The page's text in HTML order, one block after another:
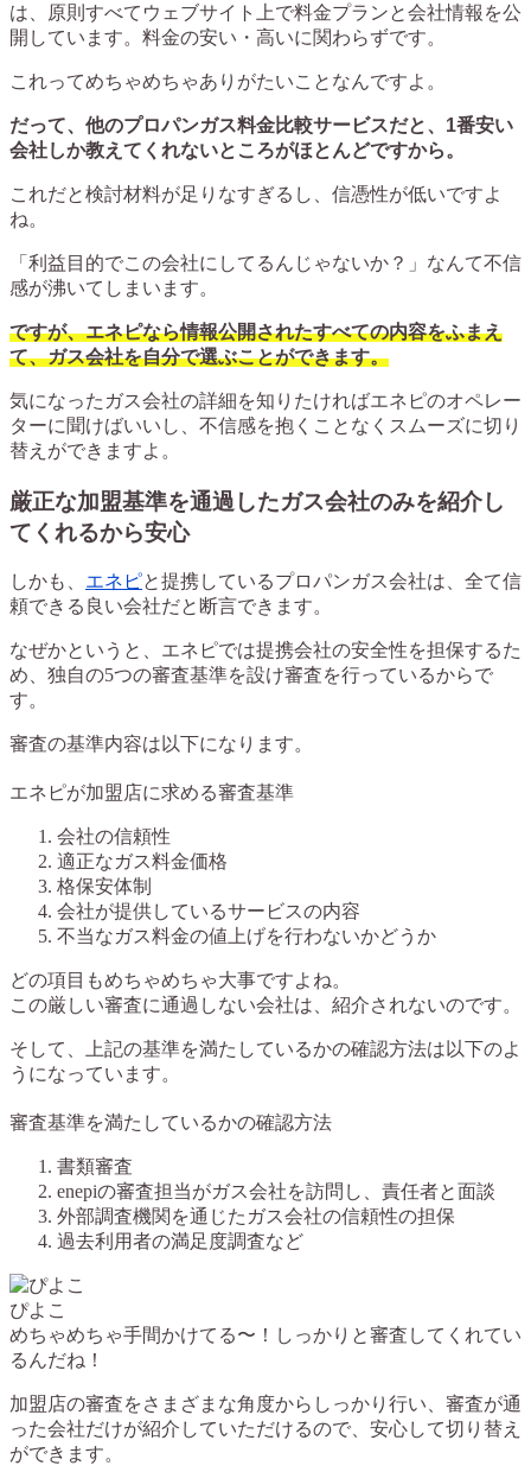
は、原則すべてウェブサイト上で料金プランと会社情報を公
開しています。料金の安い・高いに関わらずです。
これってめちゃめちゃありがたいことなんですよ。
だって、他のプロパンガス料金比較サービスだと、1番安い
会社しか教えてくれないところがほとんどですから。
これだと検討材料が足りなすぎるし、信憑性が低いですよ
ね。
「利益目的でこの会社にしてるんじゃないか？」なんて不信
感が沸いてしまいます。
ですが、エネピなら情報公開されたすべての内容をふまえ
て、ガス会社を自分で選ぶことができます。
気になったガス会社の詳細を知りたければエネピのオペレー
ターに聞けばいいし、不信感を抱くことなくスムーズに切り
替えができますよ。
厳正な加盟基準を通過したガス会社のみを紹介し
てくれるから安心
しかも、 エネピと提携しているプロパンガス会社は、全て信
頼できる良い会社だと断言できます。
なぜかというと、エネピでは提携会社の安全性を担保するた
め、独自の5つの審査基準を設け審査を行っているからで
す。
審査の基準内容は以下になります。
エネピが加盟店に求める審査基準
会社の信頼性
適正なガス料金価格
格保安体制
会社が提供しているサービスの内容
不当なガス料金の値上げを行わないかどうか
どの項目もめちゃめちゃ大事ですよね。
この厳しい審査に通過しない会社は、紹介されないのです。
そして、上記の基準を満たしているかの確認方法は以下のよ
うになっています。
審査基準を満たしているかの確認方法
書類審査
enepiの審査担当がガス会社を訪問し、責任者と面談
外部調査機関を通じたガス会社の信頼性の担保
過去利用者の満足度調査など
ぴよこ
めちゃめちゃ手間かけてる〜！しっかりと審査してくれてい
るんだね！
加盟店の審査をさまざまな角度からしっかり行い、審査が通
った会社だけが紹介していただけるので、安心して切り替え
ができます。